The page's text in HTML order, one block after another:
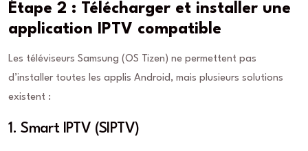
Étape 2 : Télécharger et installer une
application IPTV compatible
Les téléviseurs Samsung (OS Tizen) ne permettent pas
d’installer toutes les applis Android, mais plusieurs solutions
existent :
1. Smart IPTV (SIPTV)